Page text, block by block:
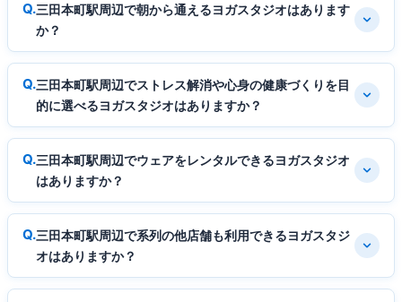
三田本町駅周辺で朝から通えるヨガスタジオはあります
か？
三田本町駅周辺でストレス解消や心身の健康づくりを目
的に選べるヨガスタジオはありますか？
三田本町駅周辺でウェアをレンタルできるヨガスタジオ
はありますか？
三田本町駅周辺で系列の他店舗も利用できるヨガスタジ
オはありますか？